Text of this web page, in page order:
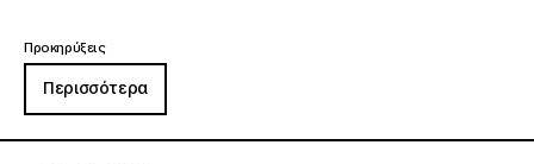
Προκηρύξεις
Περισσότερα